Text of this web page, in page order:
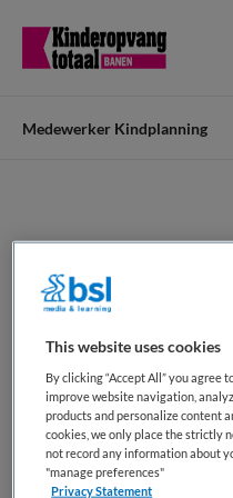
Medewerker Kindplanning
Medewerker
VAKGEBIED
Kinderopvang
This website uses cookies
By clicking “Accept All” you agree
improve website navigation,
products and personalize content
cookies, we only place the strictly
not record any information about
"manage preferences"
Privacy Statement